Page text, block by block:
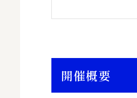
開催概要